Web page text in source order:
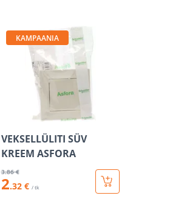
KAMPAANIA
VEKSELLÜLITI SÜV
KREEM ASFORA
3.86 €
2.32 € / tk